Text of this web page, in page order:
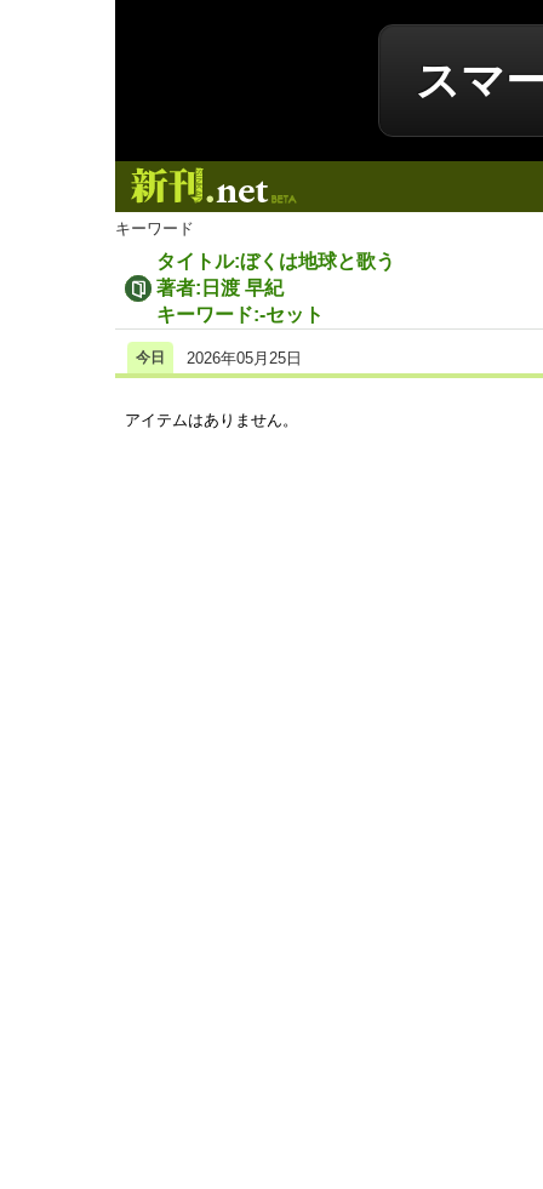
スマ
キーワード
タイトル:ぼくは地球と歌う
著者:日渡 早紀
キーワード:-セット
今日 2026年05月25日
アイテムはありません。